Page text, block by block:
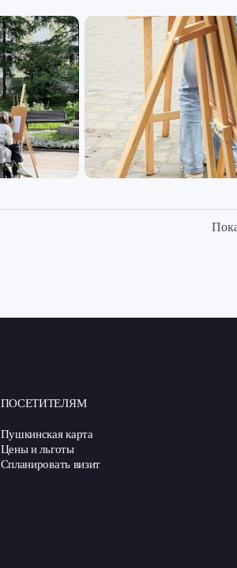
ПОСЕТИТЕЛЯМ
Пушкинская карта
Цены и льготы
Спланировать визит